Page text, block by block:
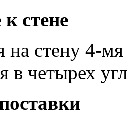
стене
на стену 4-
в четырех